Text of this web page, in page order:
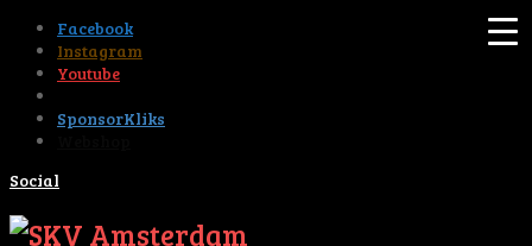
Facebook
Instagram
Youtube
SponsorKliks
Social